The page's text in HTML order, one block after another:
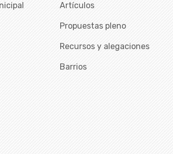
Artículos
Propuestas pleno
Recursos y alegaciones
Barrios